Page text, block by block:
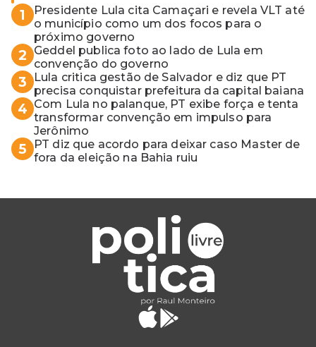
1
Presidente Lula cita Camaçari e revela VLT até
o município como um dos focos para o
próximo governo
2
Geddel publica foto ao lado de Lula em
convenção do governo
3
Lula critica gestão de Salvador e diz que PT
precisa conquistar prefeitura da capital baiana
4 Com Lula no palanque, PT exibe força e tenta
transformar convenção em impulso para
Jerônimo
5
PT diz que acordo para deixar caso Master de
fora da eleição na Bahia ruiu